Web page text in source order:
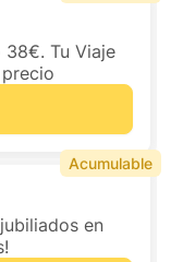
Tu Viaje
en
Acumulable